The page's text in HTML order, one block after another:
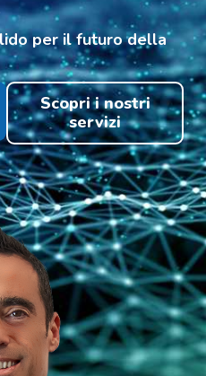
per il futuro della
Scopri i nostri
servizi